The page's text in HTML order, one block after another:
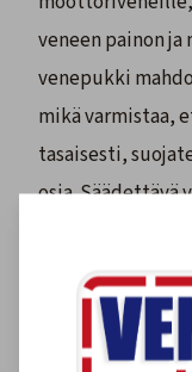
veneen painon ja
venepukki
mikä varmistaa,
tasaisesti,
osia. Säädettävä
käsittelystä ja
turvallisempaa.
Liikuteltavat